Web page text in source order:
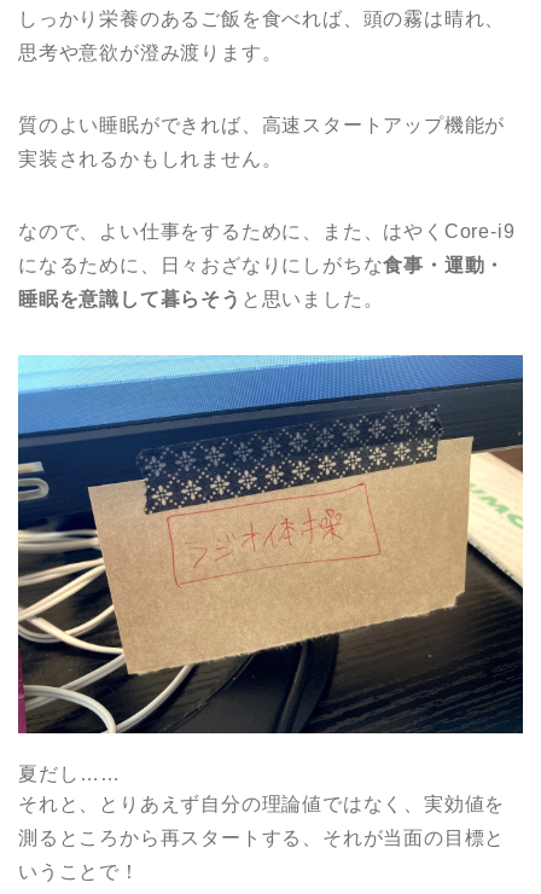
しっかり栄養のあるご飯を食べれば、頭の霧は晴れ、
思考や意欲が澄み渡ります。
質のよい睡眠ができれば、高速スタートアップ機能が
実装されるかもしれません。
なので、よい仕事をするために、また、はやくCore-i9
になるために、日々おざなりにしがちな食事・運動・
睡眠を意識して暮らそう と思いました。
夏だし……
それと、とりあえず自分の理論値ではなく、実効値を
測るところから再スタートする、それが当面の目標と
いうことで！